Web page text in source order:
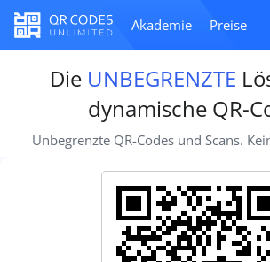
Akademie Preise
Die UNBEGRENZTE
dynamische QR-
Unbegrenzte QR-Codes und Scans.